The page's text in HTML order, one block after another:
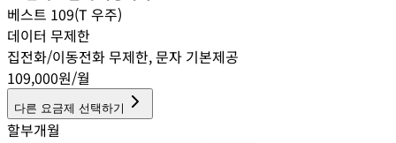
베스트 109(T 우주)
데이터 무제한
집전화/이동전화 무제한, 문자 기본제공
109,000원/월
다른 요금제 선택하기
할부개월